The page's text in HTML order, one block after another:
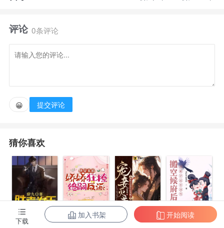
汉文学/狼兔文学/体型差/小城热恋 一米六娇软幼儿园
老师vs一米九糙汉儿科医生 ①大学毕业，工作稳定的
沈嘉月，当务之急就是相亲，七大姑八大姨使出浑身解
医生，长得又高又帅，收入高，老爸还是本地最大的房
地产开发商。 沈嘉月想，这个听上去，好像是自己相
是，坐在提前说好的靠窗位置，身高一米九，胸肌比女
生还大的男人又是谁？ ②医院安排秦岸到小太阳幼儿
园对小朋友进行常规的体检，在那里，一个活泼可爱的
幼师引起了他的注意，长得不错，性格也好。 同事调
侃他，“秦医生，听说这位老师还没有男友，你觉得怎
评论 0条评论
😀 提交评论
猜你喜欢
陈东王楠楠
快穿多胎，娇 宠妾灭妻？神 搬空候府后，
下载
加入书架 开始阅读